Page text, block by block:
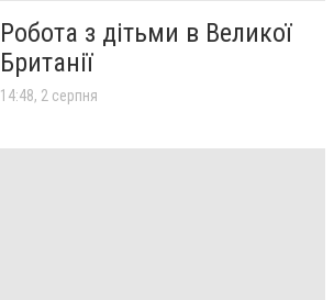
Робота з дітьми в Великої
Британії
14:48, 2 серпня